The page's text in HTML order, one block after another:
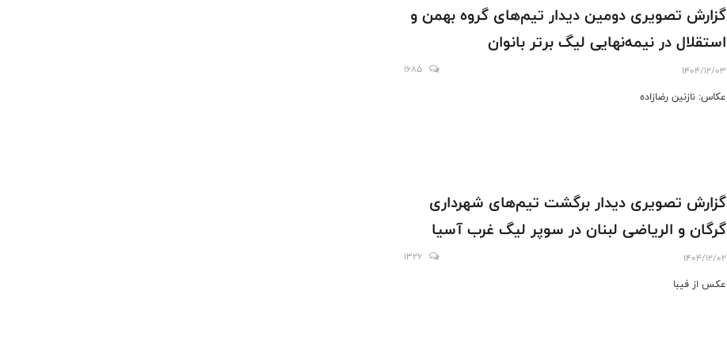
گزارش تصویری دومین دیدار تیم‌های گروه بهمن و
استقلال در نیمه‌نهایی لیگ برتر بانوان
1404/12/03
1685
عکاس: نازنین رضازاده
گزارش تصویری دیدار برگشت تیم‌های شهرداری
گرگان و الریاضی لبنان در سوپر لیگ غرب آسیا
1404/12/02
1326
عکس از فیبا